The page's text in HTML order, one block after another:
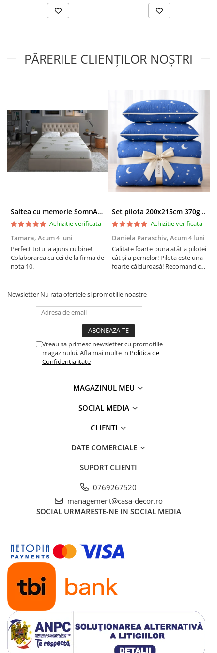
3D Air Mesh si tratament Bambus.
spuma elastica High Resilience - 2 cm;
arcuri de tip Pocket Spring impachetate individual - 18
cm.
Greutate recomandata: pentru persoane pana la 110 Kg.
In cazul persoanelor a caror greutate depaseste 110 kg va
recomandam:
Salteaua XXL Memory Plus, pentru persoane
Recomandari de utilizare:
Aceasta saltea se livreaza rolata.
A se desface cu grija folia de protectie, fara a folosi
Toate materialele noi emana miros. Saltelele noi au asa
numitul „miros de fabrica” pentru ca au stat sigilate in
pachete neaerisite.
Acest miros va disparea daca produsul este lasat la
aerisit cel putin 24 de ore inainte de utilizare.
Lasati salteaua sa revina la forma initiala (timp de
asteptare minim 24 ore).
cateva zile dupa ce sunt desfacute din pachetul initial.
Evitati umezirea saltelei.
Salteaua se curata numai cu aspiratorul.
Protejati salteaua cu o husa.
Aerisiti periodic salteaua.
PĂRERILE CLIENȚILOR NOȘTRI
Saltea cu memorie SomnART XXL Memory Plus 160x190, înălțime 25cm, pentru persoane supraponderale, husă Aloe Vera detașabilă, rulată, fermitate mare
Achizitie verificata
Tamara, Acum 4 luni
Perfect totul a ajuns cu bine!
Colaborarea cu cei de la firma de
nota 10.
Set pilota 200x215cm 370g cu 2 perne 50x70,albastru- PLT36
Achizitie verificata
Daniela Paraschiv, Acum 4 luni
Calitate foarte buna atât a pilotei
cât și a pernelor! Pilota este una
foarte călduroasă! Recomand cu
Newsletter Nu rata ofertele si promotiile noastre
Vreau sa primesc newsletter cu promotiile
magazinului. Afla mai multe in Politica de
Confidentialitate
MAGAZINUL MEU
SOCIAL MEDIA
CLIENTI
DATE COMERCIALE
SUPORT CLIENTI
0769267520
management@casa-decor.ro
SOCIAL URMARESTE-NE IN SOCIAL MEDIA